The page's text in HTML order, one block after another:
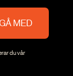
MED
du vår